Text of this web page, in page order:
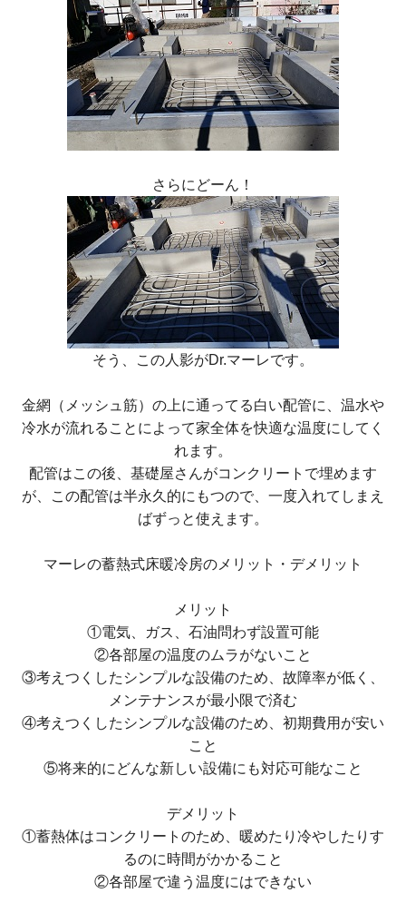
さらにどーん！
そう、この人影がDr.マーレです。
金網（メッシュ筋）の上に通ってる白い配管に、温水や
冷水が流れることによって家全体を快適な温度にしてく
れます。
配管はこの後、基礎屋さんがコンクリートで埋めます
が、この配管は半永久的にもつので、一度入れてしまえ
ばずっと使えます。
マーレの蓄熱式床暖冷房のメリット・デメリット
メリット
①電気、ガス、石油問わず設置可能
②各部屋の温度のムラがないこと
③考えつくしたシンプルな設備のため、故障率が低く、
メンテナンスが最小限で済む
④考えつくしたシンプルな設備のため、初期費用が安い
こと
⑤将来的にどんな新しい設備にも対応可能なこと
デメリット
①蓄熱体はコンクリートのため、暖めたり冷やしたりす
るのに時間がかかること
②各部屋で違う温度にはできない